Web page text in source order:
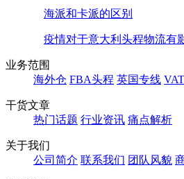
海派和卡派的区别
疫情对于意大利头程物流有
业务范围
海外仓 FBA头程 英国专线 VAT
干货文章
热门话题 行业资讯 痛点解析
关于我们
公司简介 联系我们 团队风貌